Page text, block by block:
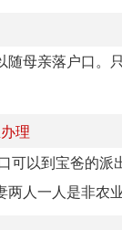
母亲落户口。
理
可以到宝爸的
人一人是非农